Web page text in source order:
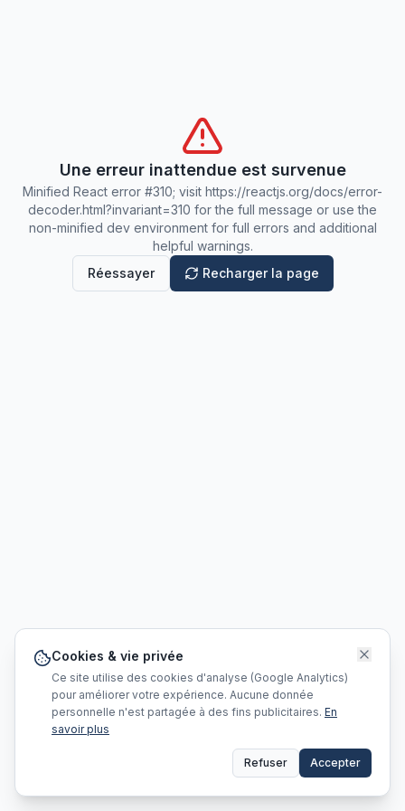
Une erreur inattendue est survenue
Minified React error #310; visit https://reactjs.org/docs/error-
decoder.html?invariant=310 for the full message or use the
non-minified dev environment for full errors and additional
helpful warnings.
Réessayer
Recharger la page
Cookies & vie privée
Ce site utilise des cookies d'analyse (Google Analytics)
pour améliorer votre expérience. Aucune donnée
personnelle n'est partagée à des fins publicitaires. En
savoir plus
Refuser Accepter